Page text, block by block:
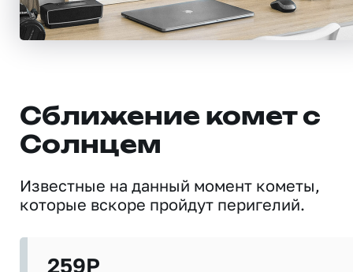
Сближение комет с
Солнцем
Известные на данный момент кометы,
которые вскоре пройдут перигелий.
259P